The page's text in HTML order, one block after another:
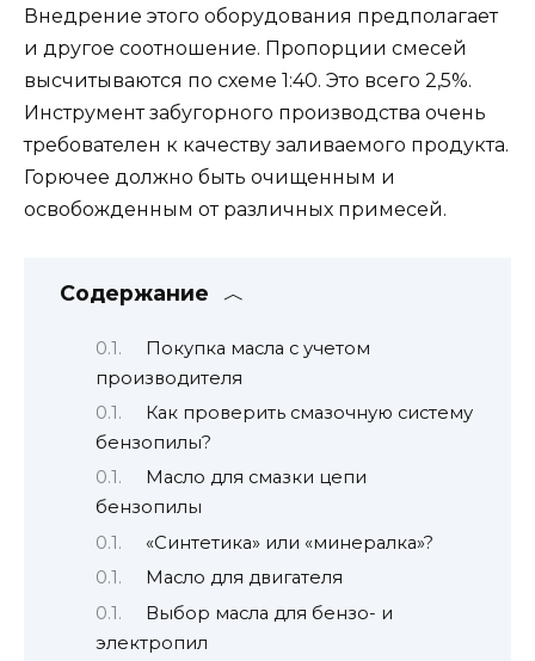
Внедрение этого оборудования предполагает
и другое соотношение. Пропорции смесей
высчитываются по схеме 1:40. Это всего 2,5%.
Инструмент забугорного производства очень
требователен к качеству заливаемого продукта.
Горючее должно быть очищенным и
освобожденным от различных примесей.
Содержание
Покупка масла с учетом
производителя
Как проверить смазочную систему
бензопилы?
Масло для смазки цепи
бензопилы
«Синтетика» или «минералка»?
Масло для двигателя
Выбор масла для бензо- и
электропил